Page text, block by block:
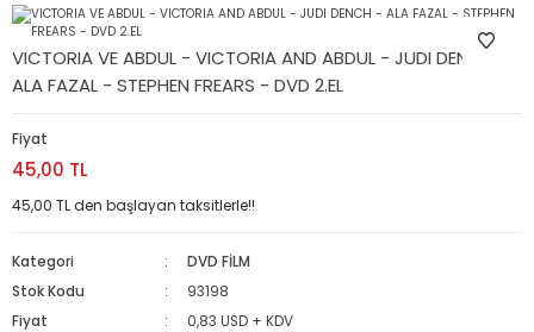
VICTORIA VE ABDUL - VICTORIA AND ABDUL - JUDI DENCH -
ALA FAZAL - STEPHEN FREARS - DVD 2.EL
Fiyat
45,00 TL
45,00 TL den başlayan taksitlerle!!
Kategori
DVD FİLM
Stok Kodu
93198
Fiyat
0,83 USD + KDV